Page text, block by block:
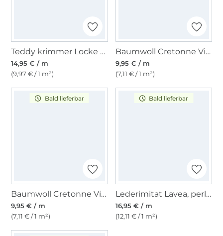
Teddy krimmer Locke creme
14,95 € / m
(9,97 € / 1 m²)
Baumwoll Cretonne Vintage Stripes, grün
9,95 € / m
(7,11 € / 1 m²)
Bald lieferbar
Baumwoll Cretonne Vintage Stripes, schwarz
9,95 € / m
(7,11 € / 1 m²)
Bald lieferbar
Lederimitat Lavea, perlmutt
16,95 € / m
(12,11 € / 1 m²)